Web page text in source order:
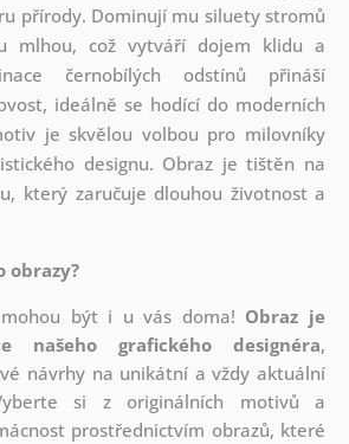
přírody. Dominují mu siluety stromů
mlhou, což vytváří dojem klidu a
černobílých odstínů přináší
ideálně se hodící do moderních
je skvělou volbou pro milovníky
designu. Obraz je tištěn na
který zaručuje dlouhou životnost a
obrazy?
mohou být i u vás doma! Obraz je
našeho grafického designéra,
návrhy na unikátní a vždy aktuální
si z originálních motivů a
prostřednictvím obrazů, které